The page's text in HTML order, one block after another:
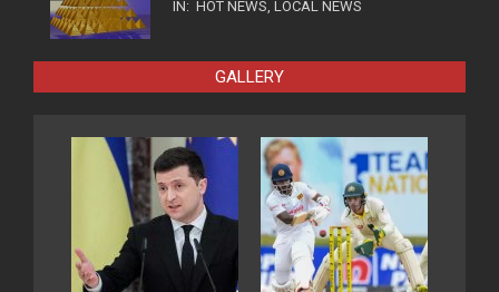
IN: HOT NEWS, LOCAL NEWS
GALLERY